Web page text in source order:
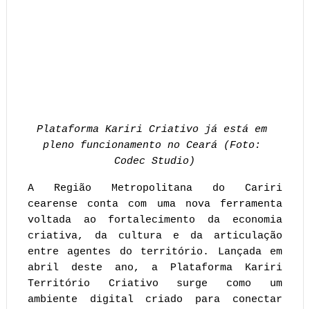
Plataforma Kariri Criativo já está em
pleno funcionamento no Ceará (Foto:
Codec Studio)
A Região Metropolitana do Cariri
cearense conta com uma nova ferramenta
voltada ao fortalecimento da economia
criativa, da cultura e da articulação
entre agentes do território. Lançada em
abril deste ano, a Plataforma Kariri
Território Criativo surge como um
ambiente digital criado para conectar